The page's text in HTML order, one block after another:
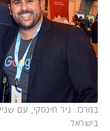
במרכז: ניר חינסקי, עם
בישראל.